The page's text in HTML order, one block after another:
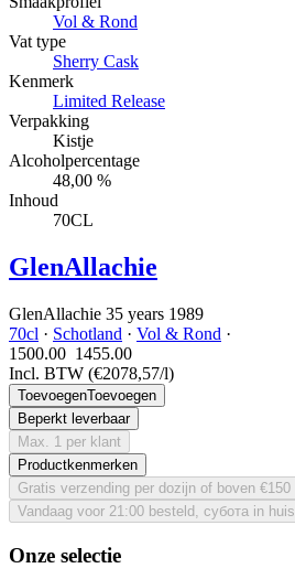
Vol & Rond
Vat type
Sherry Cask
Kenmerk
Limited Release
Verpakking
Kistje
Alcoholpercentage
48,00 %
Inhoud
70CL
GlenAllachie
GlenAllachie 35 years 1989
70cl · Schotland · Vol & Rond ·
1500.00 1455.00
Incl. BTW (€2078,57/l)
ToevoegenToevoegen
Beperkt leverbaar
Max. 1 per klant
Productkenmerken
Gratis verzending per dozijn of boven €150
Vandaag voor 21:00 besteld, субота in huis
Onze selectie